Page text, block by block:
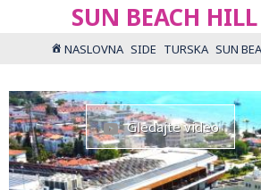
SUN BEACH
NASLOVNA SIDE TURSKA SUN
Gledajte video